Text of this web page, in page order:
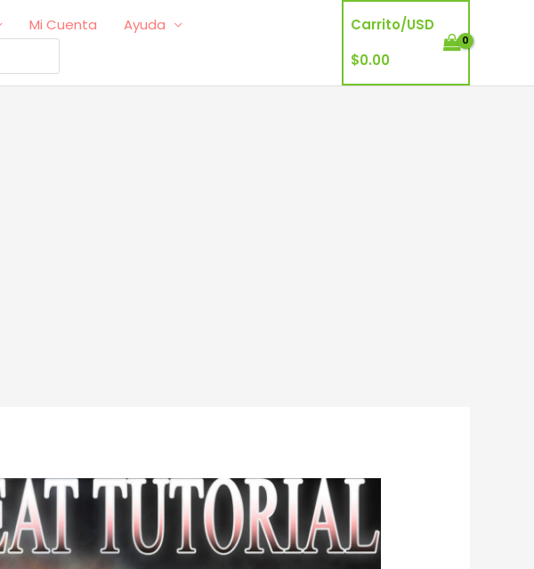
Mi Cuenta
Ayuda
Carrito/USD
$0.00